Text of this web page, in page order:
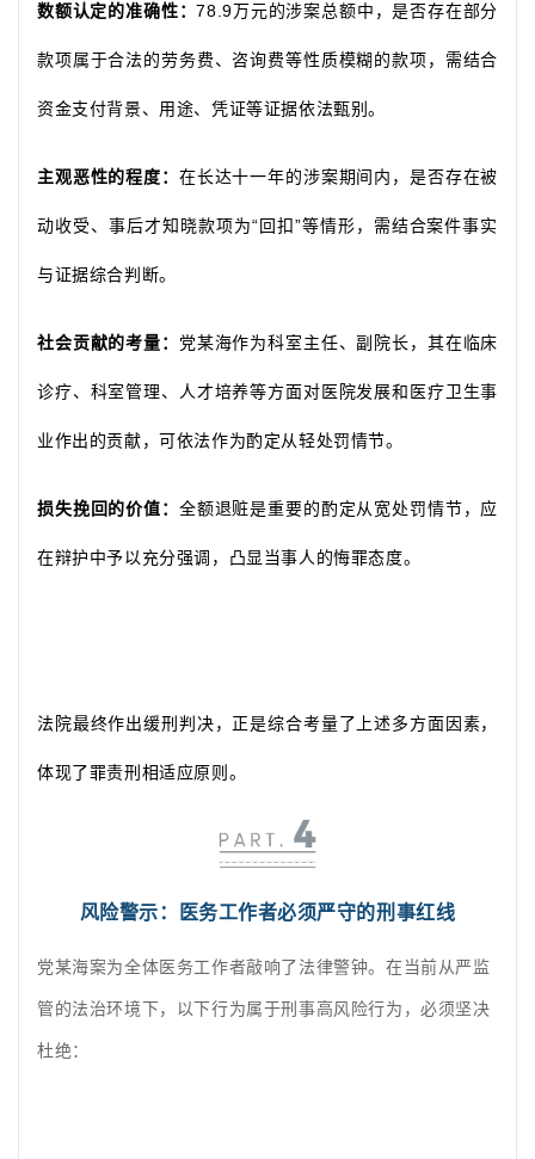
数额认定的准确性：78.9万元的涉案总额中，是否存在部分
款项属于合法的劳务费、咨询费等性质模糊的款项，需结合
资金支付背景、用途、凭证等证据依法甄别。
主观恶性的程度： 在长达十一年的涉案期间内，是否存在被
动收受、事后才知晓款项为“回扣”等情形，需结合案件事实
与证据综合判断。
社会贡献的考量： 党某海作为科室主任、副院长，其在临床
诊疗、科室管理、人才培养等方面对医院发展和医疗卫生事
业作出的贡献，可依法作为酌定从轻处罚情节。
损失挽回的价值： 全额退赃是重要的酌定从宽处罚情节，应
在辩护中予以充分强调，凸显当事人的悔罪态度。
法院最终作出缓刑判决，正是综合考量了上述多方面因素，
体现了罪责刑相适应原则。
风险警示：医务工作者必须严守的刑事红线
党某海案为全体医务工作者敲响了法律警钟。在当前从严监
管的法治环境下，以下行为属于刑事高风险行为，必须坚决
杜绝：